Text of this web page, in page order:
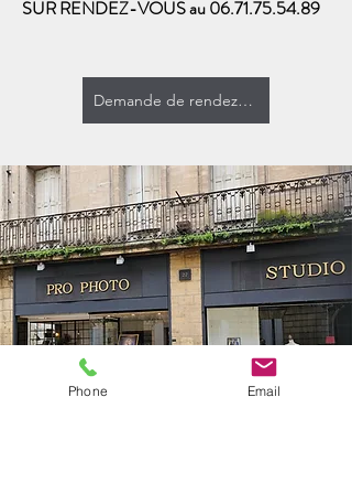
SUR RENDEZ-VOUS au06.71.75.54.89
Demande de rendez-vous au studio
Phone Email